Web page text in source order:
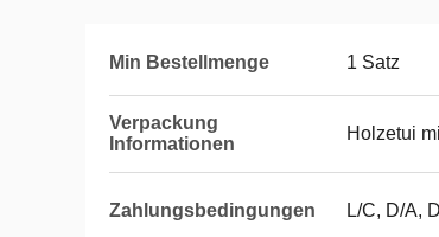
Min Bestellmenge 1 Satz
Verpackung
Informationen
Holzetui
Zahlungsbedingungen L/C, D/A,